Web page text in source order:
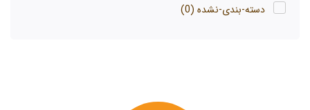
دسته-بندی-نشده (0)